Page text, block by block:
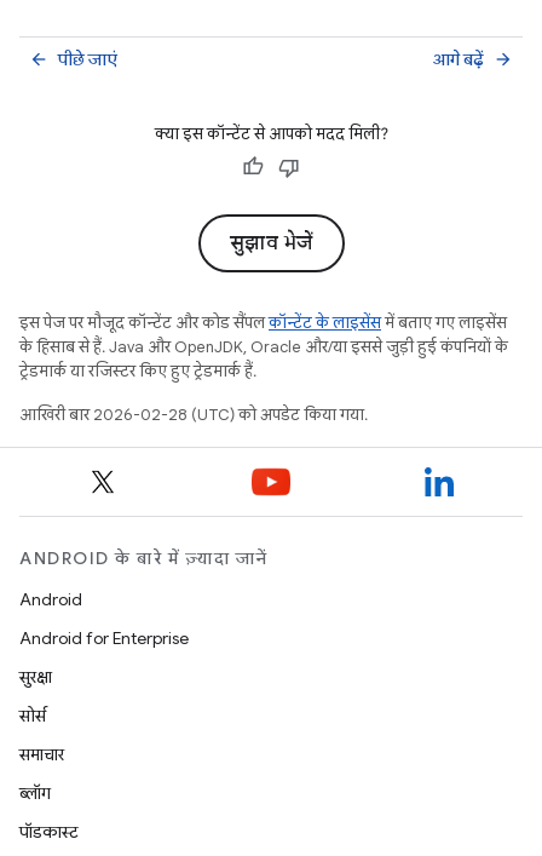
पीछे जाएं
arrow_back आगे बढ़ें arrow_forward
क्या इस कॉन्टेंट से आपको मदद मिली?
सुझाव भेजें
इस पेज पर मौजूद कॉन्टेंट और कोड सैंपलकॉन्टेंट के लाइसेंसमें बताए गए लाइसेंस
के हिसाब से हैं. Java और OpenJDK, Oracle और/या इससे जुड़ी हुई कंपनियों के
ट्रेडमार्क या रजिस्टर किए हुए ट्रेडमार्क हैं.
आखिरी बार 2026-02-28 (UTC) को अपडेट किया गया.
ANDROID के बारे में ज़्यादा जानें
Android
Android for Enterprise
सुरक्षा
सोर्स
समाचार
ब्लॉग
पॉडकास्ट